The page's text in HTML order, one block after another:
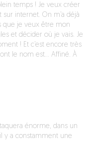
temps ! Je veux créer
internet. On m’a déjà
que je veux être mon
et décider où je vais. Je
! Et c’est encore très
le nom est… Affiné. À
énorme, dans un
y a constamment une